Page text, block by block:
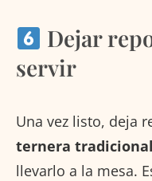
Dejar
servir
Una vez listo, deja
ternera tradicional
llevarlo a la mesa.